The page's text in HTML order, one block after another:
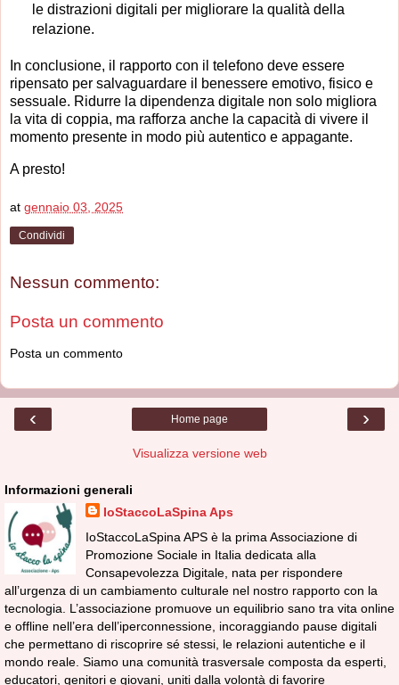
le distrazioni digitali per migliorare la qualità della
relazione.
In conclusione, il rapporto con il telefono deve essere
ripensato per salvaguardare il benessere emotivo, fisico e
sessuale. Ridurre la dipendenza digitale non solo migliora
la vita di coppia, ma rafforza anche la capacità di vivere il
momento presente in modo più autentico e appagante.
A presto!
at gennaio 03, 2025
Condividi
Nessun commento:
Posta un commento
Posta un commento
‹ ›
Home page
Visualizza versione web
Informazioni generali
IoStaccoLaSpina Aps
IoStaccoLaSpina APS è la prima Associazione di
Promozione Sociale in Italia dedicata alla
Consapevolezza Digitale, nata per rispondere
all’urgenza di un cambiamento culturale nel nostro rapporto con la
tecnologia. L’associazione promuove un equilibrio sano tra vita online
e offline nell’era dell’iperconnessione, incoraggiando pause digitali
che permettano di riscoprire sé stessi, le relazioni autentiche e il
mondo reale. Siamo una comunità trasversale composta da esperti,
educatori, genitori e giovani, uniti dalla volontà di favorire